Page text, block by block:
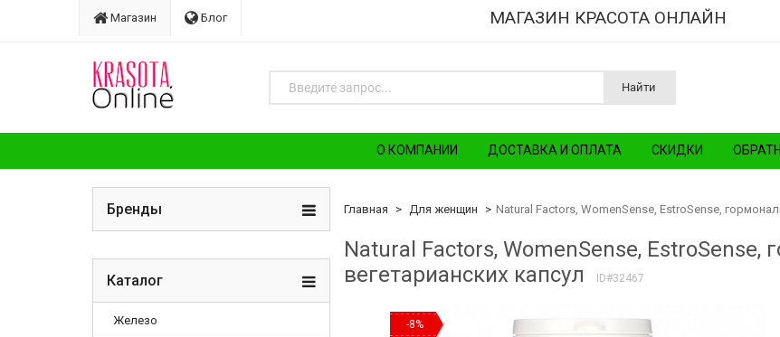
Магазин Блог МАГАЗИН КРАСОТА ОНЛАЙН
Найти
О КОМПАНИИ ДОСТАВКА И ОПЛАТА СКИДКИ
Бренды
Каталог
Железо
Главная Для женщин Natural Factors, WomenSense, EstroSense,
Natural Factors, WomenSense, EstroSense,
вегетарианских капсул
ID#32467
-8%